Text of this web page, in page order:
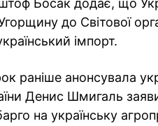
Босак додає, що
до Світової
імпорт.
раніше анонсувала
Денис Шмигаль
на українську